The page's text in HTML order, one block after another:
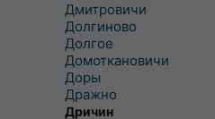
Дмитровичи
Долгиново
Долгое
Домоткановичи
Доры
Дражно
Дричин